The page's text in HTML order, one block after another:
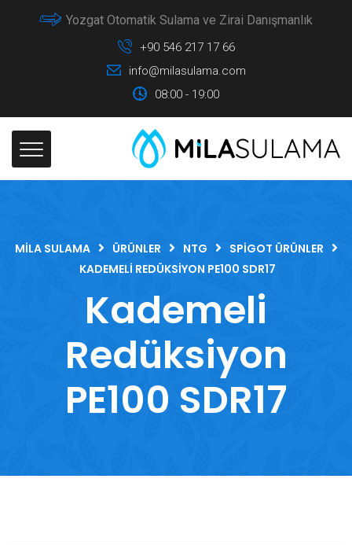
Yozgat Otomatik Sulama ve Zirai Danışmanlık
+90 546 217 17 66
info@milasulama.com
08:00 - 19:00
MILA SULAMA ÜRÜNLER NTG
SPIGOT ÜRÜNLER
KADEMELI REDÜKSIYON PE100 SDR17
Kademeli
Redüksiyon
PE100 SDR17